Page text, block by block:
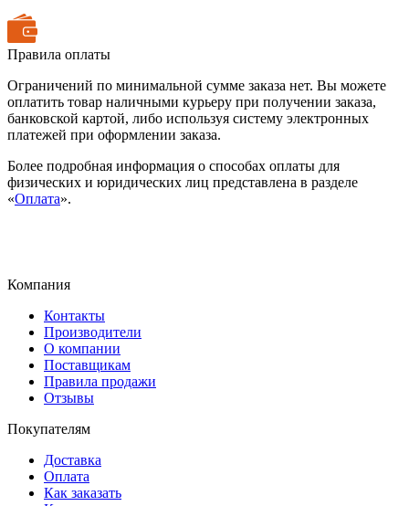
Правила оплаты
Ограничений по минимальной сумме заказа нет. Вы можете
оплатить товар наличными курьеру при получении заказа,
банковской картой, либо используя систему электронных
платежей при оформлении заказа.
Более подробная информация о способах оплаты для
физических и юридических лиц представлена в разделе
«Оплата».
Компания
Контакты
Производители
О компании
Поставщикам
Правила продажи
Отзывы
Покупателям
Доставка
Оплата
Как заказать